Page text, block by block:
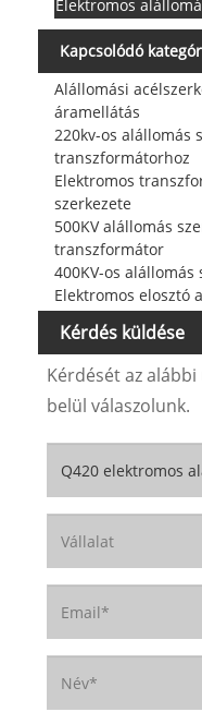
Elektromos
Kapcsolódó
Alállomási
áramellátás
220kv-os alállomás
transzformátorhoz
Elektromos
szerkezete
500KV alállomás
transzformátor
400KV-os alállomás
Elektromos elosztó
Kérdés küldése
Kérdését az
belül válaszolunk.